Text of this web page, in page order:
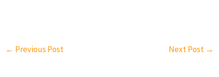
作品富有視覺衝擊力和藝
“maker of photograph(創作
先不談外拍圈目前線上比
← Previous Post Next Post →